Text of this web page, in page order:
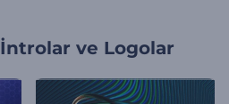
İntrolar ve Logolar